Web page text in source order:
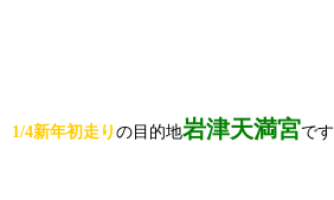
1/4新年初走り の目的地岩津天満宮です